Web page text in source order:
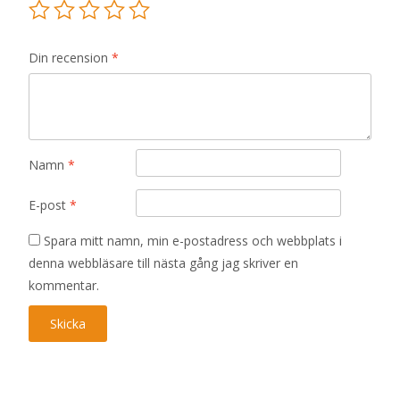
Din recension *
Namn *
E-post *
Spara mitt namn, min e-postadress och webbplats i
denna webbläsare till nästa gång jag skriver en
kommentar.